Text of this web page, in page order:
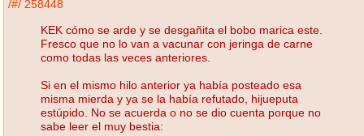
/#/ 258448
KEK cómo se arde y se desgañita el bobo marica este.
Fresco que no lo van a vacunar con jeringa de carne
como todas las veces anteriores.
Si en el mismo hilo anterior ya había posteado esa
misma mierda y ya se la había refutado, hijueputa
estúpido. No se acuerda o no se dio cuenta porque no
sabe leer el muy bestia: